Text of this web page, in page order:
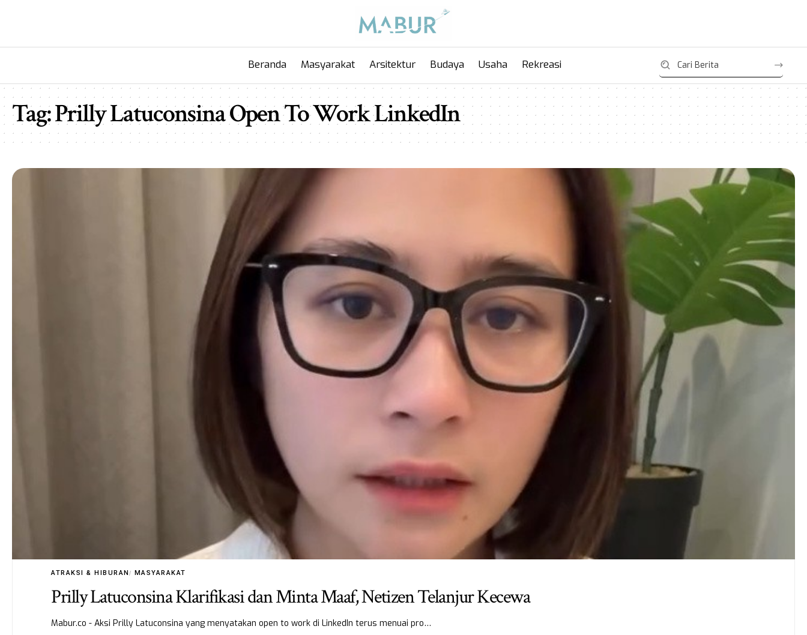
Beranda Masyarakat Arsitektur Budaya Usaha Rekreasi
Tag:Prilly Latuconsina Open To Work LinkedIn
ATRAKSI & HIBURAN MASYARAKAT
Prilly Latuconsina Klarifikasi dan Minta Maaf, Netizen Telanjur Kecewa
Mabur.co - Aksi Prilly Latuconsina yang menyatakan open to work di LinkedIn terus menuai pro…